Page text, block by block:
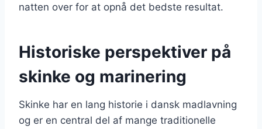
natten over for at opnå det bedste resultat.
Historiske perspektiver på
skinke og marinering
Skinke har en lang historie i dansk madlavning
og er en central del af mange traditionelle